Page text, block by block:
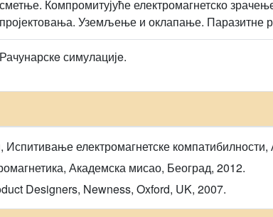
сметње. Компромитујуће електромагнетско
пројектовања. Уземљење и оклапање. Паразитне
Рачунарскe симулацијe.
електромагнетске
Академска мисао, Београд, 2012.
Designers, Newness, Oxford, UK, 2007.